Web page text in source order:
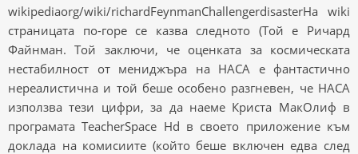
wikipediaorg/wiki/richardFeynmanChallengerdisasterНа wiki
страницата по-горе се казва следното (Той е Ричард
Файнман. Той заключи, че оценката за космическата
нестабилност от мениджъра на НАСА е фантастично
нереалистична и той беше особено разгневен, че НАСА
използва тези цифри, за да наеме Криста МакОлиф в
програмата TeacherSpace Hd в своето приложение към
доклада на комисиите (който беше включен едва след